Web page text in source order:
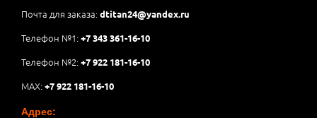
Почта для заказа:dtitan24@yandex.ru
Телефон №1:+7 343 361-16-10
Телефон №2:+7 922 181-16-10
MAX:+7 922 181-16-10
Адрес: